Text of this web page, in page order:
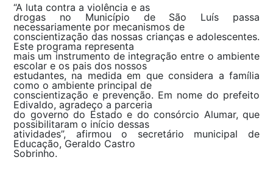
“A luta contra a violência e as
drogas no Município de São Luís passa
necessariamente por mecanismos de
conscientização das nossas crianças e adolescentes.
Este programa representa
mais um instrumento de integração entre o ambiente
escolar e os pais dos nossos
estudantes, na medida em que considera a família
como o ambiente principal de
conscientização e prevenção. Em nome do prefeito
Edivaldo, agradeço a parceria
do governo do Estado e do consórcio Alumar, que
possibilitaram o início dessas
atividades”, afirmou o secretário municipal de
Educação, Geraldo Castro
Sobrinho.